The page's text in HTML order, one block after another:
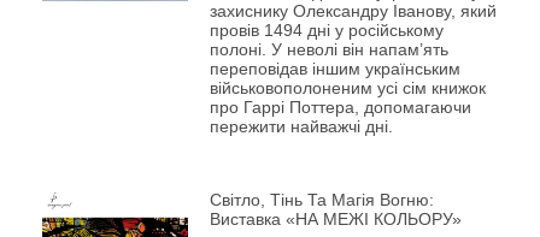
захиснику Олександру Іванову, який
провів 1494 дні у російському
полоні. У неволі він напам’ять
переповідав іншим українським
військовополоненим усі сім книжок
про Гаррі Поттера, допомагаючи
пережити найважчі дні.
Світло, Тінь Та Магія Вогню:
Виставка «НА МЕЖІ КОЛЬОРУ»